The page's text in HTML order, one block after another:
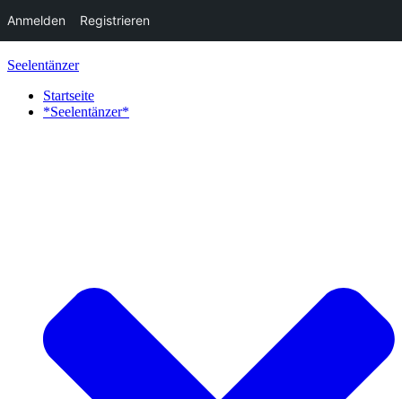
Anmelden Registrieren
Inhalt
springen
Seelentänzer
Startseite
*Seelentänzer*